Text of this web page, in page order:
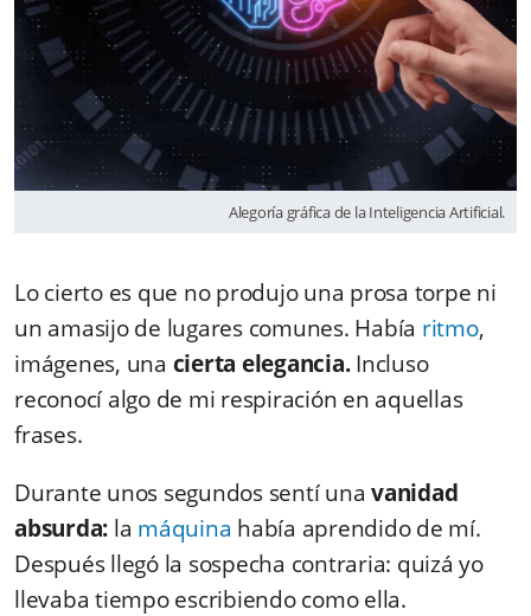
Alegoría gráfica de la Inteligencia Artificial.
Lo cierto es que no produjo una prosa torpe ni
un amasijo de lugares comunes. Había ritmo,
imágenes, una cierta elegancia.Incluso
reconocí algo de mi respiración en aquellas
frases.
Durante unos segundos sentí una vanidad
absurda: la máquina había aprendido de mí.
Después llegó la sospecha contraria: quizá yo
llevaba tiempo escribiendo como ella.